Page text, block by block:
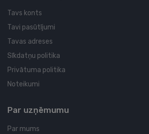
Tavs konts
Tavi pasūtījumi
Tavas adreses
Sīkdatņu politika
Privātuma politika
Noteikumi
Par uzņēmumu
Par mums